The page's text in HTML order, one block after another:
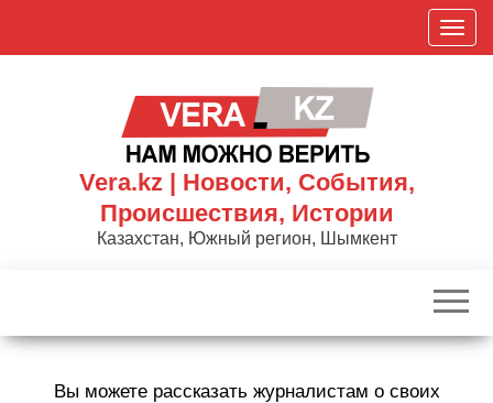
П
о
к
р
Vera.kz | Новости, События,
Происшествия, Истории
Казахстан, Южный регион, Шымкент
Вы можете рассказать журналистам о своих